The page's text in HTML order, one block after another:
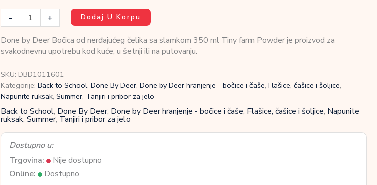
-
by
Deer
Bočica
nerđajućeg
čelika
sa
slamkom
350
ml
Tiny
farm
Powder
količina
+ Dodaj U Korpu
Done by Deer Bočica od nerđajućeg čelika sa slamkom 350 ml Tiny farm Powder je proizvod za
svakodnevnu upotrebu kod kuće, u šetnji ili na putovanju.
SKU: DBD1011601
Kategorije: Back to School, Done By Deer, Done by Deer hranjenje - bočice i čaše, Flašice, čašice i šoljice,
Napunite ruksak, Summer, Tanjiri i pribor za jelo
Back to School, Done By Deer, Done by Deer hranjenje - bočice i čaše, Flašice, čašice i šoljice, Napunite
ruksak, Summer, Tanjiri i pribor za jelo
Dostupno u:
Trgovina:
Nije dostupno
Online:
Dostupno